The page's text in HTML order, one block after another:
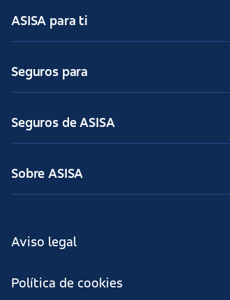
ASISA para ti
Seguros para
Seguros de ASISA
Sobre ASISA
Aviso legal
Política de cookies